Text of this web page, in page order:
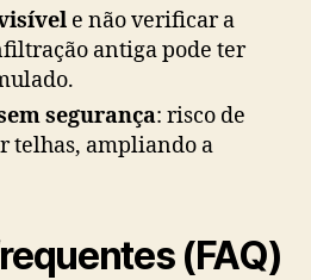
e não verificar a
antiga pode ter
segurança: risco de
telhas, ampliando a
(FAQ)